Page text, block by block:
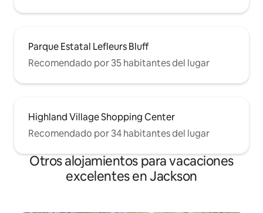
Parque Estatal Lefleurs Bluff
Recomendado por 35 habitantes del lugar
Highland Village Shopping Center
Recomendado por 34 habitantes del lugar
Otros alojamientos para vacaciones
excelentes en Jackson